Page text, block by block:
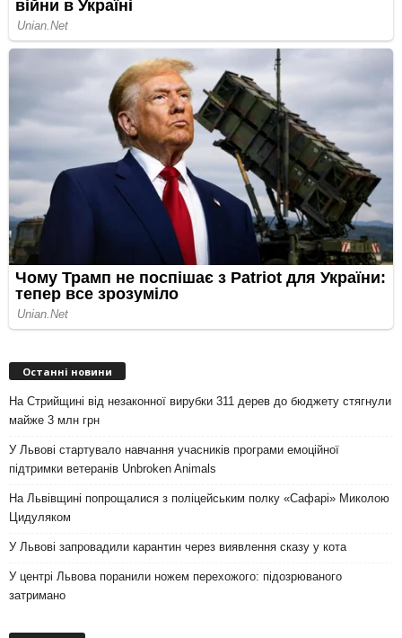
Останні новини
На Стрийщині від незаконної вирубки 311 дерев до бюджету стягнули
майже 3 млн грн
У Львові стартувало навчання учасників програми емоційної
підтримки ветеранів Unbroken Animals
На Львівщині попрощалися з поліцейським полку «Сафарі» Миколою
Цидуляком
У Львові запровадили карантин через виявлення сказу у кота
У центрі Львова поранили ножем перехожого: підозрюваного
затримано